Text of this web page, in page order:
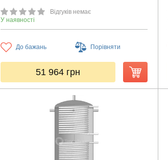
Відгуків немає
У наявності
До бажань Порівняти
51 964 грн